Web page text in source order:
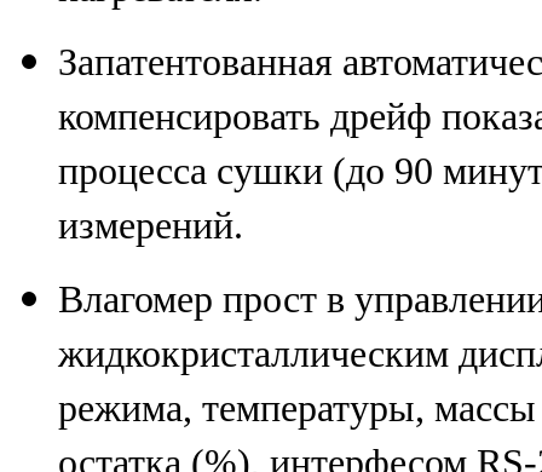
Запатентованная
компенсировать дрейф
процесса сушки (до 90
измерений.
Влагомер прост в
жидкокристаллическим
режима, температуры,
остатка (%), интерфесом